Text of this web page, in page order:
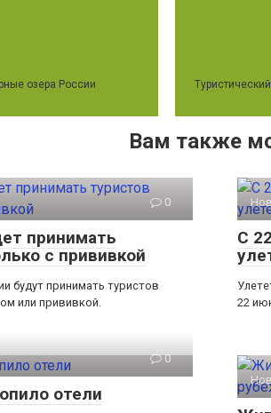
озера России
Вам также
0
принимать
с прививкой
будут принимать туристов
или прививкой.
С
22
0
отели